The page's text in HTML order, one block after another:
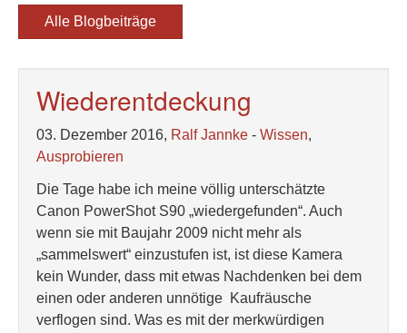
Alle Blogbeiträge
Wiederentdeckung
03. Dezember 2016, Ralf Jannke - Wissen,
Ausprobieren
Die Tage habe ich meine völlig unterschätzte
Canon PowerShot S90 „wiedergefunden“. Auch
wenn sie mit Baujahr 2009 nicht mehr als
„sammelswert“ einzustufen ist, ist diese Kamera
kein Wunder, dass mit etwas Nachdenken bei dem
einen oder anderen unnötige Kaufräusche
verflogen sind. Was es mit der merkwürdigen